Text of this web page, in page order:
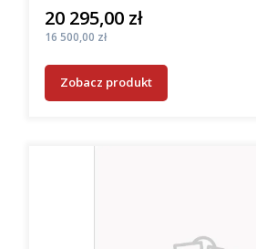
Cena
20 295,00 zł
Cena
16 500,00 zł
Zobacz produkt